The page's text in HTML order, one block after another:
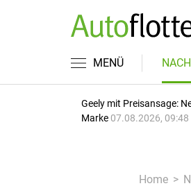
MENÜ
Geely mit Preisansage:
Marke 07.08.2026, 09:48
Home